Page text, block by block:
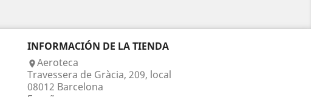
INFORMACIÓN DE LA TIENDA
Aeroteca
Travessera de Gràcia, 209, local
08012 Barcelona